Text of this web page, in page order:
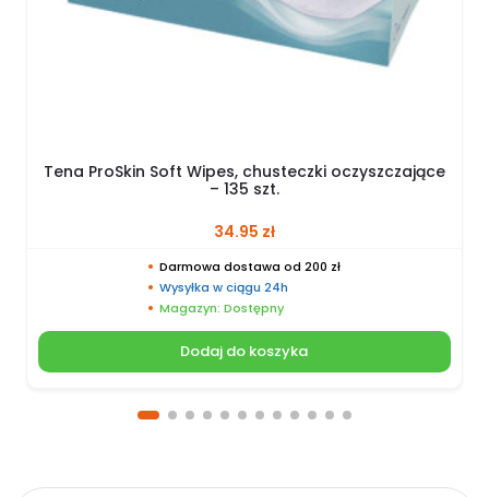
Tena ProSkin Soft Wipes, chusteczki oczyszczające
– 135 szt.
34.95 zł
Darmowa dostawa od 200 zł
Wysyłka w ciągu 24h
Magazyn: Dostępny
Dodaj do koszyka